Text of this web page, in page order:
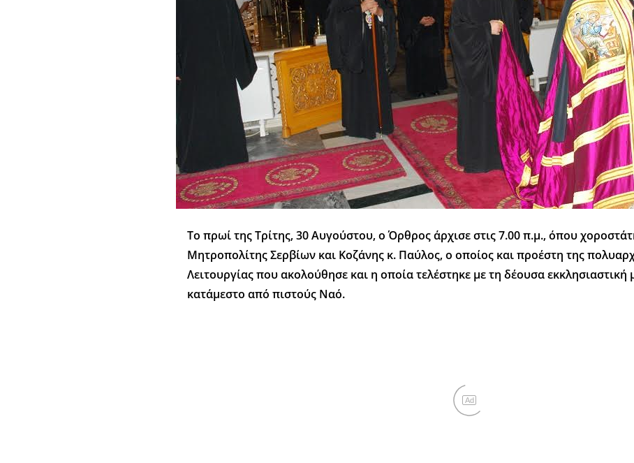
Το πρωί της Tρίτης, 30 Αυγούστου, ο Όρθρος άρχισε στις 7.00 π.μ., όπου
Μητροπολίτης Σερβίων και Κοζάνης κ. Παύλος, ο οποίος και προέστη της
Λειτουργίας που ακολούθησε και η οποία τελέστηκε με τη δέουσα εκκλησιαστική
κατάμεστο από πιστούς Ναό.
Ad